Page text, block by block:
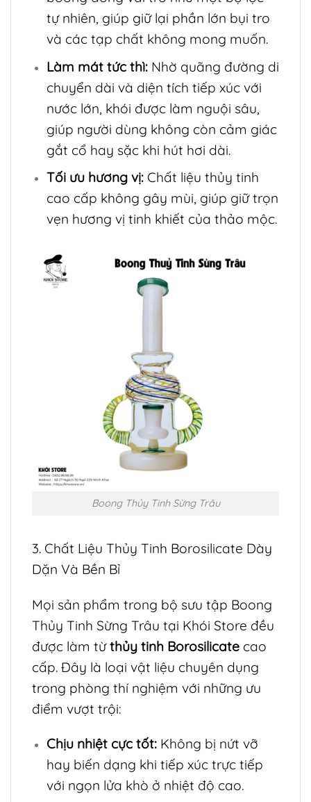
tự nhiên, giúp giữ lại phần lớn bụi tro
và các tạp chất không mong muốn.
Làm mát tức thì:Nhờ quãng đường di
chuyển dài và diện tích tiếp xúc với
nước lớn, khói được làm nguội sâu,
giúp người dùng không còn cảm giác
gắt cổ hay sặc khi hút hơi dài.
Tối ưu hương vị:Chất liệu thủy tinh
cao cấp không gây mùi, giúp giữ trọn
vẹn hương vị tinh khiết của thảo mộc.
Boong Thủy Tinh Sừng Trâu
3. Chất Liệu Thủy Tinh Borosilicate Dày
Dặn Và Bền Bỉ
Mọi sản phẩm trong bộ sưu tập Boong
Thủy Tinh Sừng Trâu tại Khói Store đều
được làm từthủy tinh Borosilicate cao
cấp. Đây là loại vật liệu chuyên dụng
trong phòng thí nghiệm với những ưu
điểm vượt trội:
Chịu nhiệt cực tốt:Không bị nứt vỡ
hay biến dạng khi tiếp xúc trực tiếp
với ngọn lửa khò ở nhiệt độ cao.